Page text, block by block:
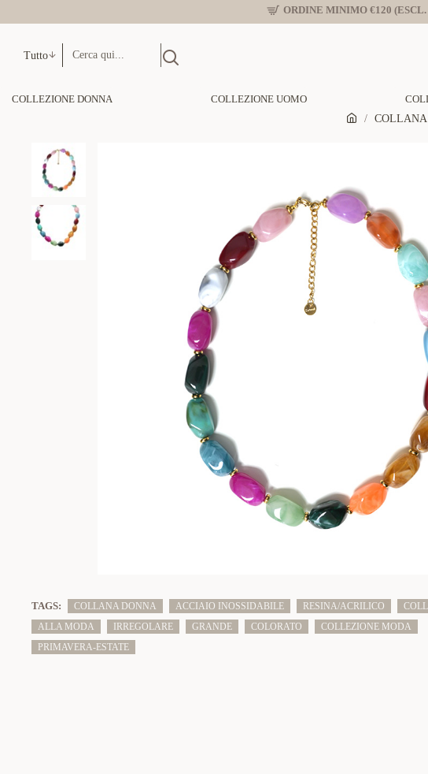
ORDINE MINIMO €120
Tutto
COLLEZIONE DONNA COLLEZIONE UOMO
COLLANA
TAGS: COLLANA DONNA ACCIAIO INOSSIDABILE RESINA/ACRILICO
ALLA MODA
IRREGOLARE GRANDE COLORATO
COLLEZIONE MODA
PRIMAVERA-ESTATE